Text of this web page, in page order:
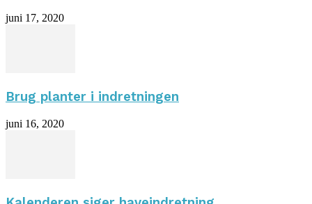
juni 17, 2020
Brug planter i indretningen
juni 16, 2020